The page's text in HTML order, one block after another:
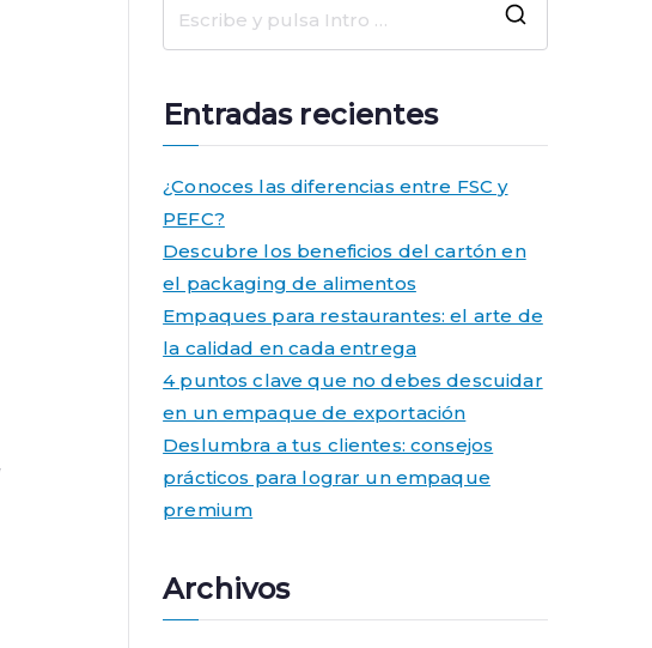
Entradas recientes
¿Conoces las diferencias entre FSC y
PEFC?
Descubre los beneficios del cartón en
el packaging de alimentos
Empaques para restaurantes: el arte de
la calidad en cada entrega
4 puntos clave que no debes descuidar
en un empaque de exportación
Deslumbra a tus clientes: consejos
prácticos para lograr un empaque
premium
Archivos